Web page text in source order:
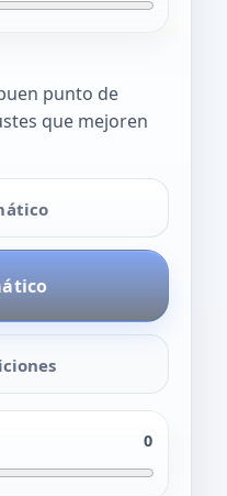
punto de
que mejoren
0